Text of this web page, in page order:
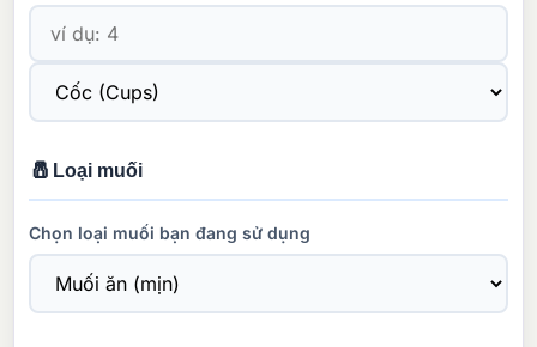
🧂 Loại muối
Chọn loại muối bạn đang sử dụng